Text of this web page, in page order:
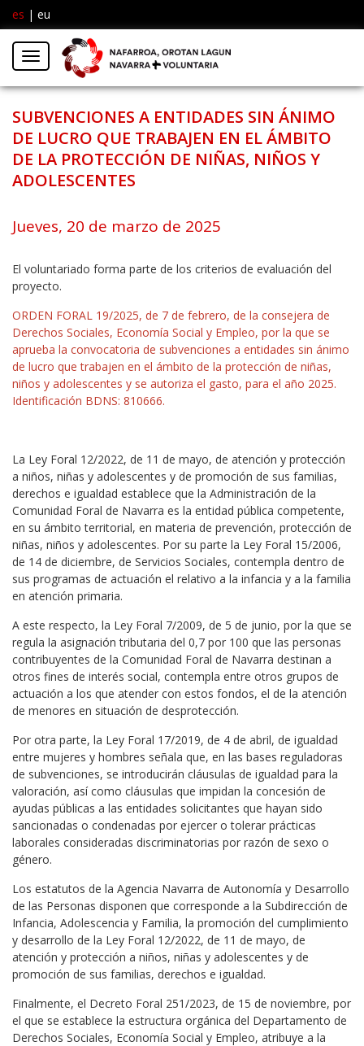
es | eu
Menú
SUBVENCIONES A ENTIDADES SIN ÁNIMO
DE LUCRO QUE TRABAJEN EN EL ÁMBITO
DE LA PROTECCIÓN DE NIÑAS, NIÑOS Y
ADOLESCENTES
Jueves, 20 de marzo de 2025
El voluntariado forma parte de los criterios de evaluación del
proyecto.
ORDEN FORAL 19/2025, de 7 de febrero, de la consejera de
Derechos Sociales, Economía Social y Empleo, por la que se
aprueba la convocatoria de subvenciones a entidades sin ánimo
de lucro que trabajen en el ámbito de la protección de niñas,
niños y adolescentes y se autoriza el gasto, para el año 2025.
Identificación BDNS: 810666.
La Ley Foral 12/2022, de 11 de mayo, de atención y protección
a niños, niñas y adolescentes y de promoción de sus familias,
derechos e igualdad establece que la Administración de la
Comunidad Foral de Navarra es la entidad pública competente,
en su ámbito territorial, en materia de prevención, protección de
niñas, niños y adolescentes. Por su parte la Ley Foral 15/2006,
de 14 de diciembre, de Servicios Sociales, contempla dentro de
sus programas de actuación el relativo a la infancia y a la familia
en atención primaria.
A este respecto, la Ley Foral 7/2009, de 5 de junio, por la que se
regula la asignación tributaria del 0,7 por 100 que las personas
contribuyentes de la Comunidad Foral de Navarra destinan a
otros fines de interés social, contempla entre otros grupos de
actuación a los que atender con estos fondos, el de la atención
de menores en situación de desprotección.
Por otra parte, la Ley Foral 17/2019, de 4 de abril, de igualdad
entre mujeres y hombres señala que, en las bases reguladoras
de subvenciones, se introducirán cláusulas de igualdad para la
valoración, así como cláusulas que impidan la concesión de
ayudas públicas a las entidades solicitantes que hayan sido
sancionadas o condenadas por ejercer o tolerar prácticas
laborales consideradas discriminatorias por razón de sexo o
género.
Los estatutos de la Agencia Navarra de Autonomía y Desarrollo
de las Personas disponen que corresponde a la Subdirección de
Infancia, Adolescencia y Familia, la promoción del cumplimiento
y desarrollo de la Ley Foral 12/2022, de 11 de mayo, de
atención y protección a niños, niñas y adolescentes y de
promoción de sus familias, derechos e igualdad.
Finalmente, el Decreto Foral 251/2023, de 15 de noviembre, por
el que se establece la estructura orgánica del Departamento de
Derechos Sociales, Economía Social y Empleo, atribuye a la